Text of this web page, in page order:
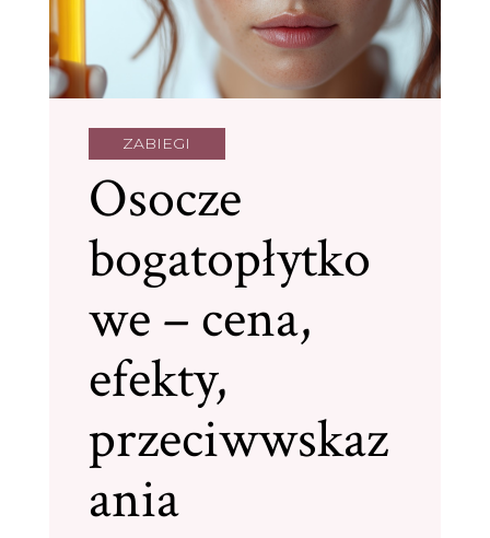
ZABIEGI
Osocze
bogatopłytko
we – cena,
efekty,
przeciwwskaz
ania